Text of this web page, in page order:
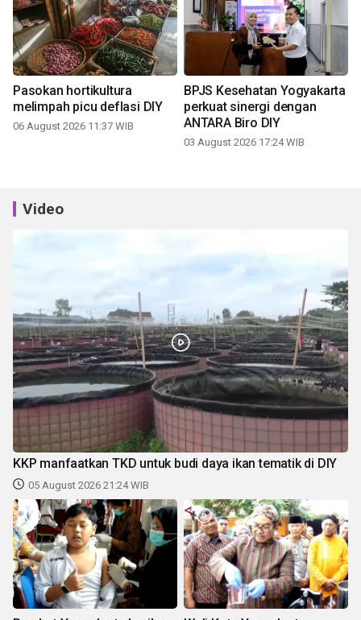
Pasokan hortikultura
melimpah picu deflasi DIY
06 August 2026 11:37 WIB
BPJS Kesehatan Yogyakarta
perkuat sinergi dengan
ANTARA Biro DIY
03 August 2026 17:24 WIB
Video
KKP manfaatkan TKD untuk budi daya ikan tematik di DIY
05 August 2026 21:24 WIB